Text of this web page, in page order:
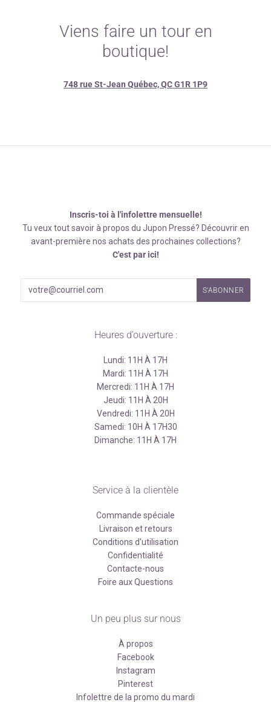
Viens faire un tour en
boutique!
748 rue St-Jean Québec, QC G1R 1P9
Inscris-toi à l'infolettre mensuelle!
Tu veux tout savoir à propos du Jupon Pressé? Découvrir en
avant-première nos achats des prochaines collections?
C'est par ici!
Heures d’ouverture :
Lundi: 11H À 17H
Mardi: 11H À 17H
Mercredi: 11H À 17H
Jeudi: 11H À 20H
Vendredi: 11H À 20H
Samedi: 10H À 17H30
Dimanche: 11H À 17H
Service à la clientèle
Commande spéciale
Livraison et retours
Conditions d'utilisation
Confidentialité
Contacte-nous
Foire aux Questions
Un peu plus sur nous
À propos
Facebook
Instagram
Pinterest
Infolettre de la promo du mardi